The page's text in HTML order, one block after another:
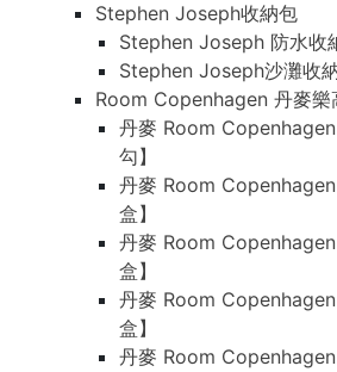
Stephen Joseph收納包
Stephen Joseph 防水收
Stephen Joseph沙灘收
Room Copenhagen 丹麥樂
丹麥 Room
勾】
丹麥 Room
盒】
丹麥 Room
盒】
丹麥 Room
盒】
丹麥 Room